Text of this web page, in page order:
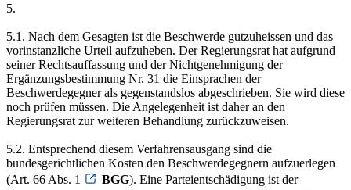
5.
5.1. Nach dem Gesagten ist die Beschwerde gutzuheissen und das
vorinstanzliche Urteil aufzuheben. Der Regierungsrat hat aufgrund
seiner Rechtsauffassung und der Nichtgenehmigung der
Ergänzungsbestimmung Nr. 31 die Einsprachen der
Beschwerdegegner als gegenstandslos abgeschrieben. Sie wird diese
noch prüfen müssen. Die Angelegenheit ist daher an den
Regierungsrat zur weiteren Behandlung zurückzuweisen.
5.2. Entsprechend diesem Verfahrensausgang sind die
bundesgerichtlichen Kosten den Beschwerdegegnern aufzuerlegen
(Art. 66 Abs. 1
BGG). Eine Parteientschädigung ist der